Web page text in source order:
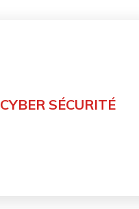
Découvrir
CYBER SÉCURITÉ